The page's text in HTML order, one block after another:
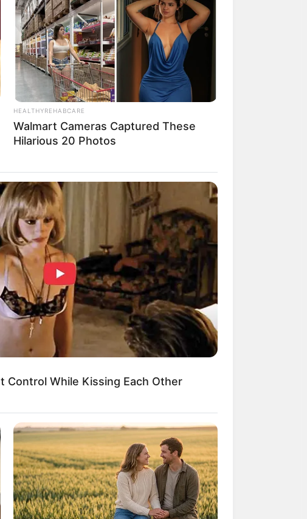
วิต โดยเฉพาะท่านใดที่
ไว้ แต่ในช่วงต้นปี ตั้งแต่
มษาไปแล้วนั่นแหละการ
นที่มีโรคประจำตัวต้อง
รักษาโรคให้กับพระภิกขุ
HEALTHYREHABCARE
Walmart Cameras Captured These
Hilarious 20 Photos
Control While Kissing Each Other
By The Way She Portrayed Grace
BRAINBERRIES
Hollywood's Inaccurate Portrayal of
Reality - Take a Look Inside!
Faded Out Of Hollywood